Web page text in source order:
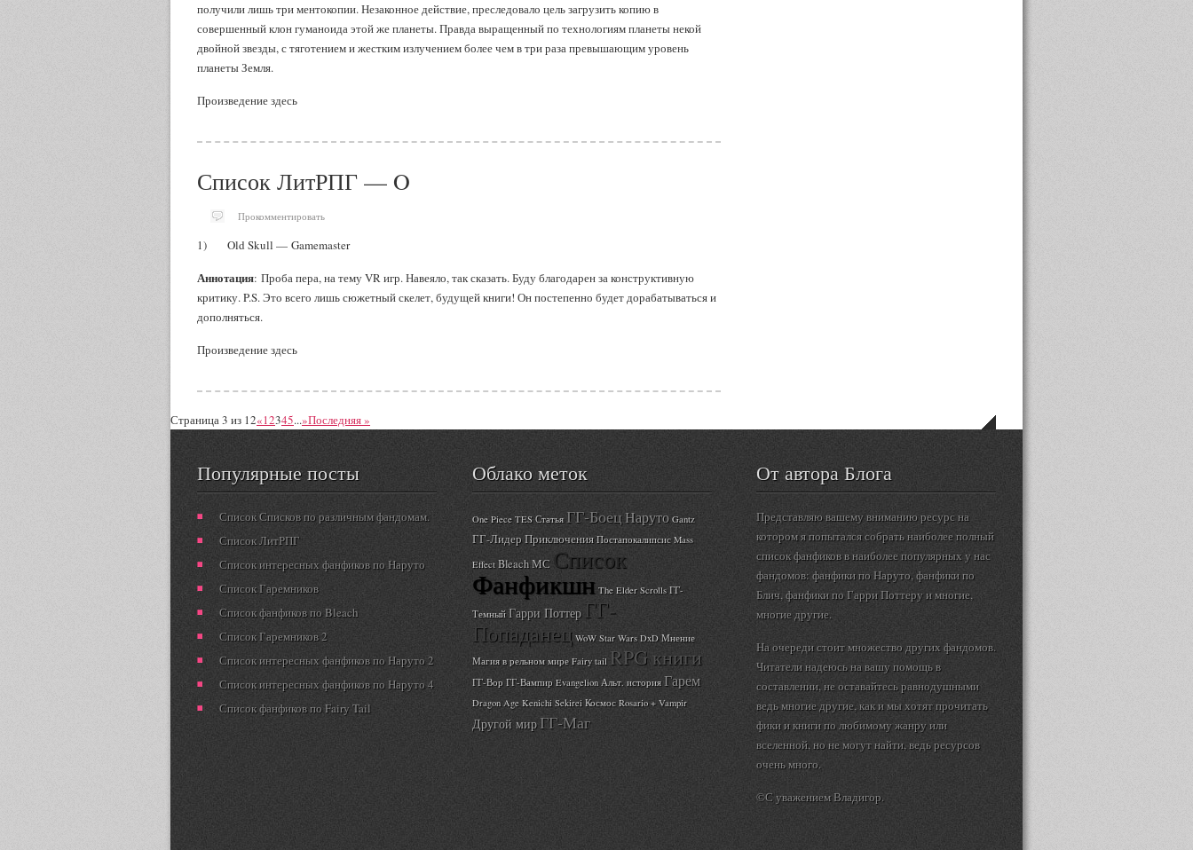
получили лишь три ментокопии. Незаконное действие, преследовало цель загрузить копию в
совершенный клон гуманоида этой же планеты. Правда выращенный по технологиям планеты некой
двойной звезды, с тяготением и жестким излучением более чем в три раза превышающим уровень
планеты Земля.
Произведение здесь
Список ЛитРПГ — O
Прокомментировать
1) Old Skull — Gamemaster
Аннотация: Проба пера, на тему VR игр. Навеяло, так сказать. Буду благодарен за конструктивную
критику. P.S. Это всего лишь сюжетный скелет, будущей книги! Он постепенно будет дорабатываться и
дополняться.
Произведение здесь
Страница 3 из 12«12345...»Последняя »
Популярные посты
Список Списков по различным фандомам.
Список ЛитРПГ
Список интересных фанфиков по Наруто
Список Гаремников
Список фанфиков по Bleach
Список Гаремников 2
Список интересных фанфиков по Наруто 2
Список интересных фанфиков по Наруто 4
Список фанфиков по Fairy Tail
Облако меток
One Piece TES Статья ГГ-БоецНаруто Gantz
ГГ-ЛидерПриключения Постапокалипсис Mass
Effect BleachМС Список
Фанфикшн The Elder Scrolls ГГ-
Темный Гарри Поттер ГГ-
Попаданец WoW Star Wars DxD Мнение
Магия в рельном мире Fairy tail RPG книги
ГГ-Вор ГГ-Вампир Evangelion Альт. история Гарем
Dragon Age Kenichi Sekirei Космос Rosario + Vampir
Другой мирГГ-Маг
От автора Блога
Представляю вашему вниманию ресурс на
котором я попытался собрать наиболее полный
список фанфиков в наиболее популярных у нас
фандомов: фанфики по Наруто, фанфики по
Блич, фанфики по Гарри Поттеру и многие,
многие другие.
На очереди стоит множество других фандомов.
Читатели надеюсь на вашу помощь в
составлении, не оставайтесь равнодушными
ведь многие другие, как и мы хотят прочитать
фики и книги по любимому жанру или
вселенной, но не могут найти, ведь ресурсов
очень много.
©С уважением Владигор.